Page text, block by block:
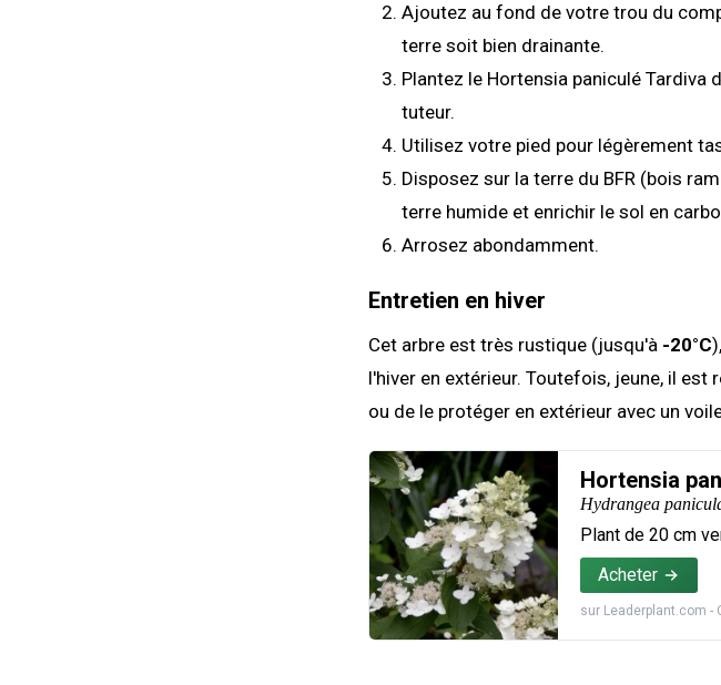
Ajoutez au fond de votre trou du
terre soit bien drainante.
Plantez le Hortensia paniculé
tuteur.
Utilisez votre pied pour légèrement
Disposez sur la terre du BFR (bois
terre humide et enrichir le sol en
Arrosez abondamment.
Entretien en hiver
Cet arbre est très rustique (jusqu'à -20°C
l'hiver en extérieur. Toutefois, jeune, il
ou de le protéger en extérieur avec un
Hortensia
Hydrangea
Plant de 20 cm
Acheter
sur Leaderplant.com -